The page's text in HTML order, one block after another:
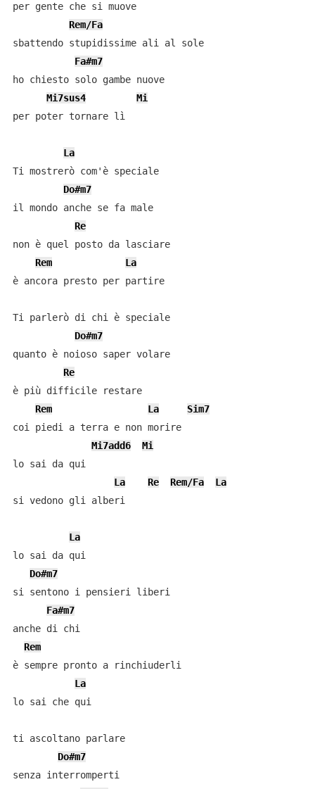
per gente che si muove
Rem/Fa
sbattendo stupidissime ali al sole
Fa#m7
ho chiesto solo gambe nuove
Mi7sus4
Mi
per poter tornare lì
La
Ti mostrerò com'è speciale
Do#m7
il mondo anche se fa male
Re
non è quel posto da lasciare
Rem
La
è ancora presto per partire
Ti parlerò di chi è speciale
Do#m7
quanto è noioso saper volare
Re
è più difficile restare
Rem
La
Sim7
coi piedi a terra e non morire
Mi7add6
Mi
lo sai da qui
La
Re Rem/Fa
La
si vedono gli alberi
La
lo sai da qui
Do#m7
si sentono i pensieri liberi
Fa#m7
anche di chi
Rem
è sempre pronto a rinchiuderli
La
lo sai che qui
ti ascoltano parlare
Do#m7
senza interromperti